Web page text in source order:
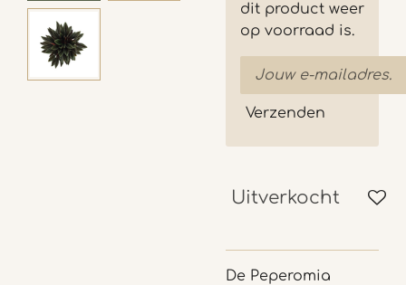
dit product weer
op voorraad is.
Verzenden
Uitverkocht
De Peperomia